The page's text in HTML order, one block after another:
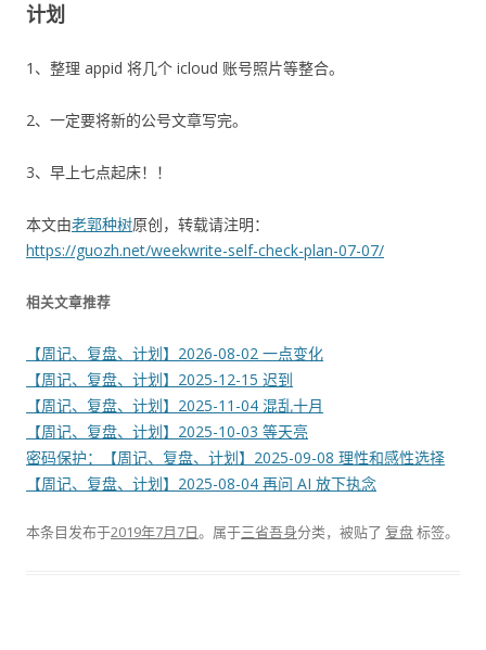
计划
1、整理 appid 将几个 icloud 账号照片等整合。
2、一定要将新的公号文章写完。
3、早上七点起床！！
本文由老郭种树原创，转载请注明：
https://guozh.net/weekwrite-self-check-plan-07-07/
相关文章推荐
【周记、复盘、计划】2026-08-02 一点变化
【周记、复盘、计划】2025-12-15 迟到
【周记、复盘、计划】2025-11-04 混乱十月
【周记、复盘、计划】2025-10-03 等天亮
密码保护：【周记、复盘、计划】2025-09-08 理性和感性选择
【周记、复盘、计划】2025-08-04 再问 AI 放下执念
本条目发布于2019年7月7日。属于三省吾身分类，被贴了 复盘标签。